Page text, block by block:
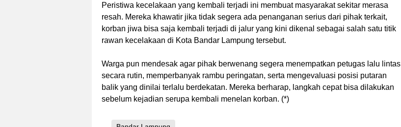
Peristiwa kecelakaan yang kembali terjadi ini membuat masyarakat sekitar merasa
resah. Mereka khawatir jika tidak segera ada penanganan serius dari pihak terkait,
korban jiwa bisa saja kembali terjadi di jalur yang kini dikenal sebagai salah satu titik
rawan kecelakaan di Kota Bandar Lampung tersebut.
Warga pun mendesak agar pihak berwenang segera menempatkan petugas lalu lintas
secara rutin, memperbanyak rambu peringatan, serta mengevaluasi posisi putaran
balik yang dinilai terlalu berdekatan. Mereka berharap, langkah cepat bisa dilakukan
sebelum kejadian serupa kembali menelan korban. (*)